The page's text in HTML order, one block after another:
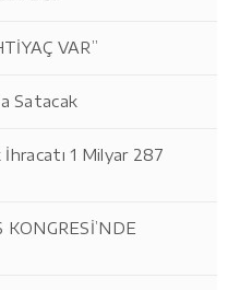
VAR”
Satacak
İhracatı 1 Milyar 287